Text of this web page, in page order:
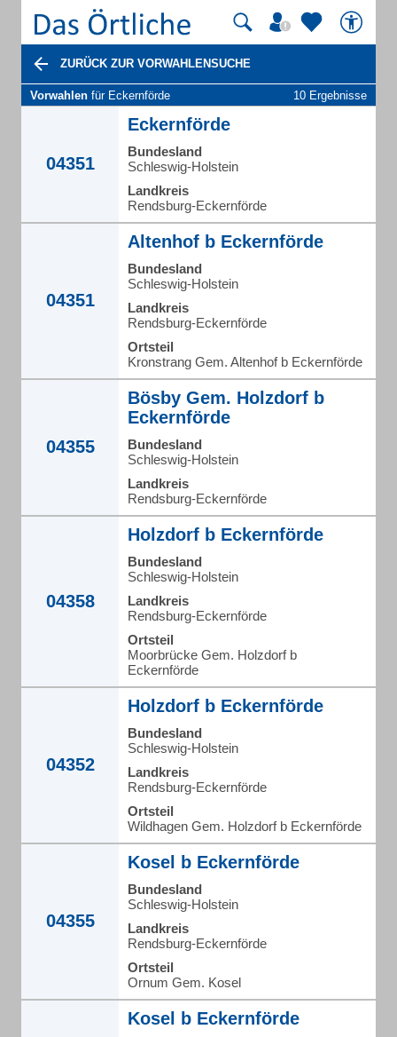
ZURÜCK ZUR VORWAHLENSUCHE
Vorwahlen für Eckernförde 10 Ergebnisse
04351
Eckernförde
Bundesland
Schleswig-Holstein
Landkreis
Rendsburg-Eckernförde
04351
Altenhof b Eckernförde
Bundesland
Schleswig-Holstein
Landkreis
Rendsburg-Eckernförde
Ortsteil
Kronstrang Gem. Altenhof b Eckernförde
04355
Bösby Gem. Holzdorf b
Eckernförde
Bundesland
Schleswig-Holstein
Landkreis
Rendsburg-Eckernförde
04358
Holzdorf b Eckernförde
Bundesland
Schleswig-Holstein
Landkreis
Rendsburg-Eckernförde
Ortsteil
Moorbrücke Gem. Holzdorf b
Eckernförde
04352
Holzdorf b Eckernförde
Bundesland
Schleswig-Holstein
Landkreis
Rendsburg-Eckernförde
Ortsteil
Wildhagen Gem. Holzdorf b Eckernförde
04355
Kosel b Eckernförde
Bundesland
Schleswig-Holstein
Landkreis
Rendsburg-Eckernförde
Ortsteil
Ornum Gem. Kosel
Kosel b Eckernförde